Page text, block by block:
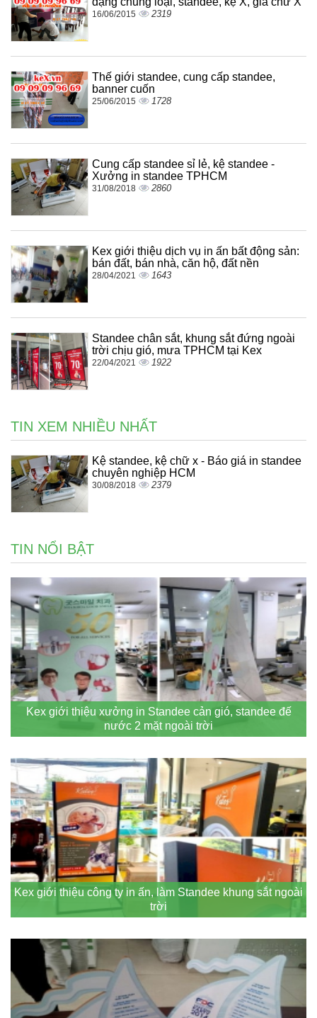
16/06/2015 2319
Thế giới standee, cung cấp standee,
banner cuốn
25/06/2015 1728
Cung cấp standee sỉ lẻ, kệ standee -
Xưởng in standee TPHCM
31/08/2018 2860
Kex giới thiệu dịch vụ in ấn bất động sản:
bán đất, bán nhà, căn hộ, đất nền
28/04/2021 1643
Standee chân sắt, khung sắt đứng ngoài
trời chịu gió, mưa TPHCM tại Kex
22/04/2021 1922
TIN XEM NHIỀU NHẤT
Kệ standee, kệ chữ x - Báo giá in standee
chuyên nghiệp HCM
30/08/2018 2379
TIN NỔI BẬT
Kex giới thiệu xưởng in Standee cản gió, standee đế
nước 2 mặt ngoài trời
Kex giới thiệu công ty in ấn, làm Standee khung sắt ngoài
trời